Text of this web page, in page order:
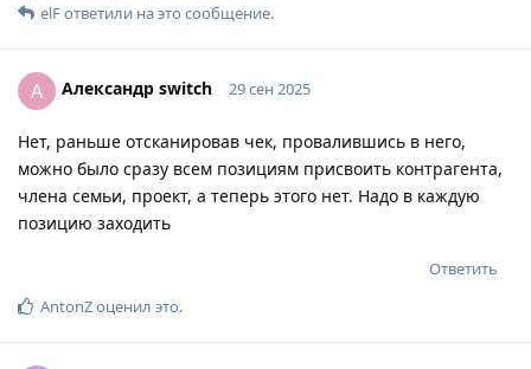
elFответили на это сообщение.
А Александр switch 29 сен 2025
Нет, раньше отсканировав чек, провалившись в него,
можно было сразу всем позициям присвоить контрагента,
члена семьи, проект, а теперь этого нет. Надо в каждую
позицию заходить
Ответить
AntonZоценил это.